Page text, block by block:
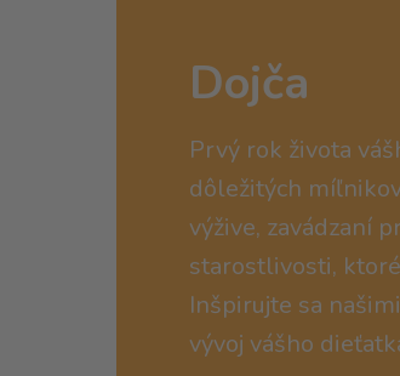
Dojča
Prvý rok života
dôležitých
výžive, zavádzaní
starostlivosti, ktoré
Inšpirujte sa
vývoj vášho